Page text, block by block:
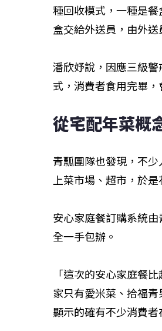
種回收模式，一種是
盒交給外送員，由外
潘欣妤說，因應三級
式，消費者食用完畢
從宅配年菜概
青瓢團隊也發現，不
上菜市場、超市，於
安心家庭餐訂購系統
全一手包辦。
「這次的安心家庭餐
家只有愛米菜、拾福
顯示的確有不少消費